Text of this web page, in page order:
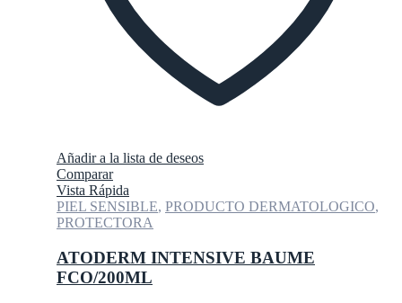
Añadir a la lista de deseos
Comparar
Vista Rápida
PIEL SENSIBLE, PRODUCTO DERMATOLOGICO,
PROTECTORA
ATODERM INTENSIVE BAUME
FCO/200ML